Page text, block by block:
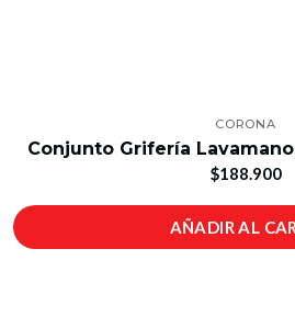
CORONA
Conjunto Grifería
$188.900
AÑADIR AL